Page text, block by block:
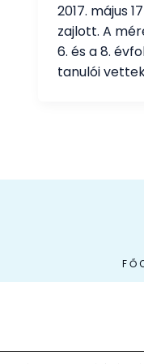
2017. május
zajlott. A
6. és a 8.
tanulói